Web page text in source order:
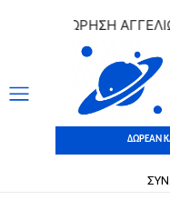
ΑΓΓΕΛΙΩΝ
ΔΩΡΕΑΝ